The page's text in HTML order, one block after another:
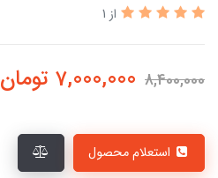
از 1
8,400,000
7,000,000 تومان